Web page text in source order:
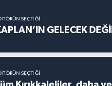
SEÇTIĞI
GELECEK
SEÇTIĞI